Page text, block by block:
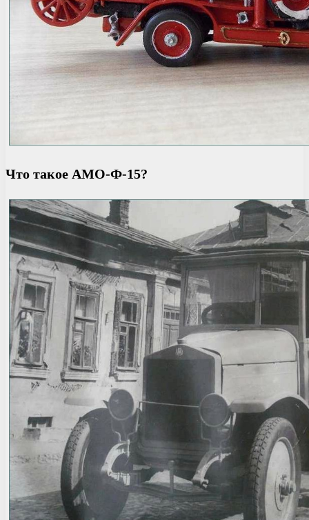
Что такое АМО-Ф-15?